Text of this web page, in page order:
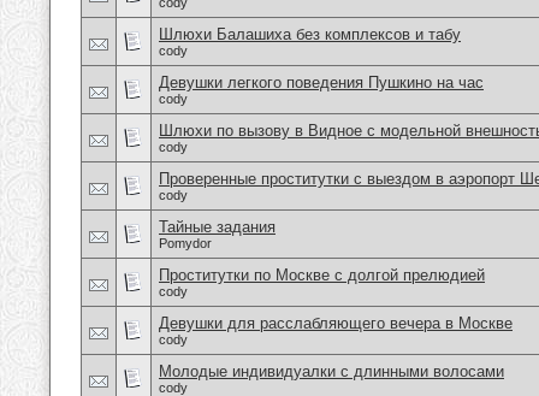
Шлюхи Балашиха без комплексов и табу
cody
Девушки легкого поведения Пушкино на час
cody
Шлюхи по вызову в Видное с модельной
cody
Проверенные проститутки с выездом в аэропорт
cody
Тайные задания
Pomydor
Проститутки по Москве с долгой прелюдией
cody
Девушки для расслабляющего вечера в Москве
cody
Молодые индивидуалки с длинными волосами
cody